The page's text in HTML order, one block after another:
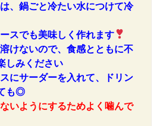
、鍋ごと冷たい水につけて冷
スでも美味しく作れます
けないので、食感とともに不
しみください
にサーダーを入れて、ドリン
も◎
いようにするためよく噛んで